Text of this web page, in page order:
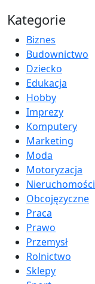
Kategorie
Biznes
Budownictwo
Dziecko
Edukacja
Hobby
Imprezy
Komputery
Marketing
Moda
Motoryzacja
Nieruchomości
Obcojęzyczne
Praca
Prawo
Przemysł
Rolnictwo
Sklepy